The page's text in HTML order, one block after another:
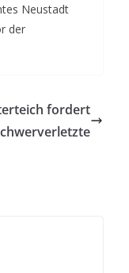
Neustadt
der
fordert